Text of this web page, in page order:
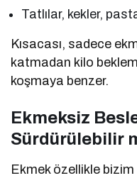
Tatlılar, kekler,
Kısacası, sadece
katmadan kilo
koşmaya benzer.
Ekmeksiz
Sürdürülebilir
Ekmek özellikle